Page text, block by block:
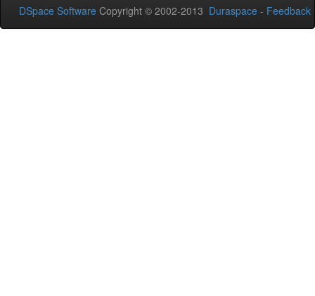
DSpace Software Copyright © 2002-2013 Duraspace - Feedback